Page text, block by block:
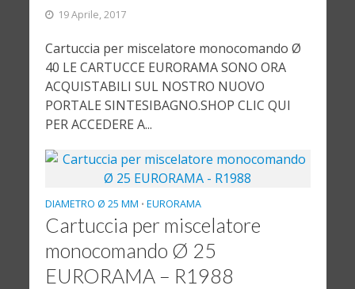
19 Aprile, 2017
Cartuccia per miscelatore monocomando Ø
40 LE CARTUCCE EURORAMA SONO ORA
ACQUISTABILI SUL NOSTRO NUOVO
PORTALE SINTESIBAGNO.SHOP CLIC QUI
PER ACCEDERE A...
DIAMETRO Ø 25 MM • EURORAMA
Cartuccia per miscelatore
monocomando Ø 25
EURORAMA – R1988